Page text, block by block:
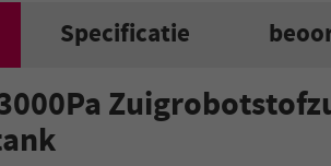
Specificatie